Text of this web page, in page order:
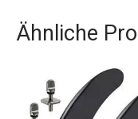
und Spaß bringt.
Ähnliche